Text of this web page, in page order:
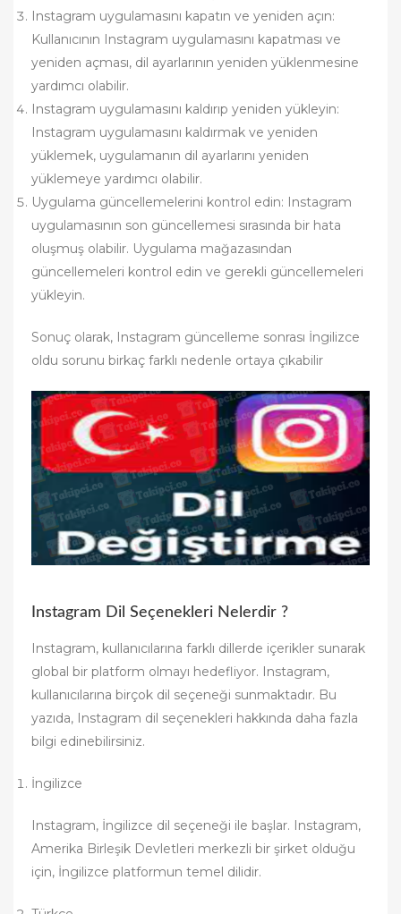
Instagram uygulamasını kapatın ve yeniden açın:
Kullanıcının Instagram uygulamasını kapatması ve
yeniden açması, dil ayarlarının yeniden yüklenmesine
yardımcı olabilir.
Instagram uygulamasını kaldırıp yeniden yükleyin:
Instagram uygulamasını kaldırmak ve yeniden
yüklemek, uygulamanın dil ayarlarını yeniden
yüklemeye yardımcı olabilir.
Uygulama güncellemelerini kontrol edin: Instagram
uygulamasının son güncellemesi sırasında bir hata
oluşmuş olabilir. Uygulama mağazasından
güncellemeleri kontrol edin ve gerekli güncellemeleri
yükleyin.
Sonuç olarak, Instagram güncelleme sonrası İngilizce
oldu sorunu birkaç farklı nedenle ortaya çıkabilir
Instagram Dil Seçenekleri Nelerdir ?
Instagram, kullanıcılarına farklı dillerde içerikler sunarak
global bir platform olmayı hedefliyor. Instagram,
kullanıcılarına birçok dil seçeneği sunmaktadır. Bu
yazıda, Instagram dil seçenekleri hakkında daha fazla
bilgi edinebilirsiniz.
İngilizce
Instagram, İngilizce dil seçeneği ile başlar. Instagram,
Amerika Birleşik Devletleri merkezli bir şirket olduğu
için, İngilizce platformun temel dilidir.